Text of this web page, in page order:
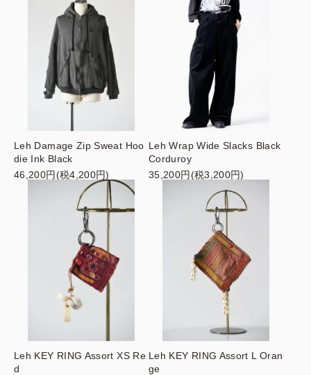
Leh Damage Zip Sweat Hoo
die Ink Black
46,200円(税4,200円)
Leh Wrap Wide Slacks Black
Corduroy
35,200円(税3,200円)
Leh KEY RING Assort XS Re
d
Leh KEY RING Assort L Oran
ge